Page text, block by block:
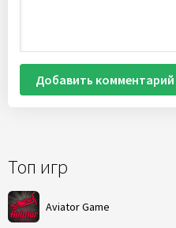
Топ игр
Aviator Game
Добавить комментарий